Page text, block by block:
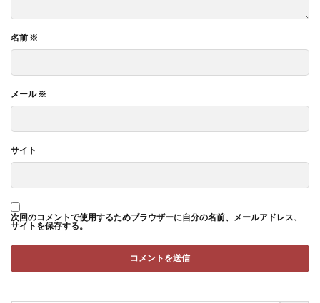
名前 ※
メール※
サイト
次回のコメントで使用するためブラウザーに自分の名前、メールアドレス、
サイトを保存する。